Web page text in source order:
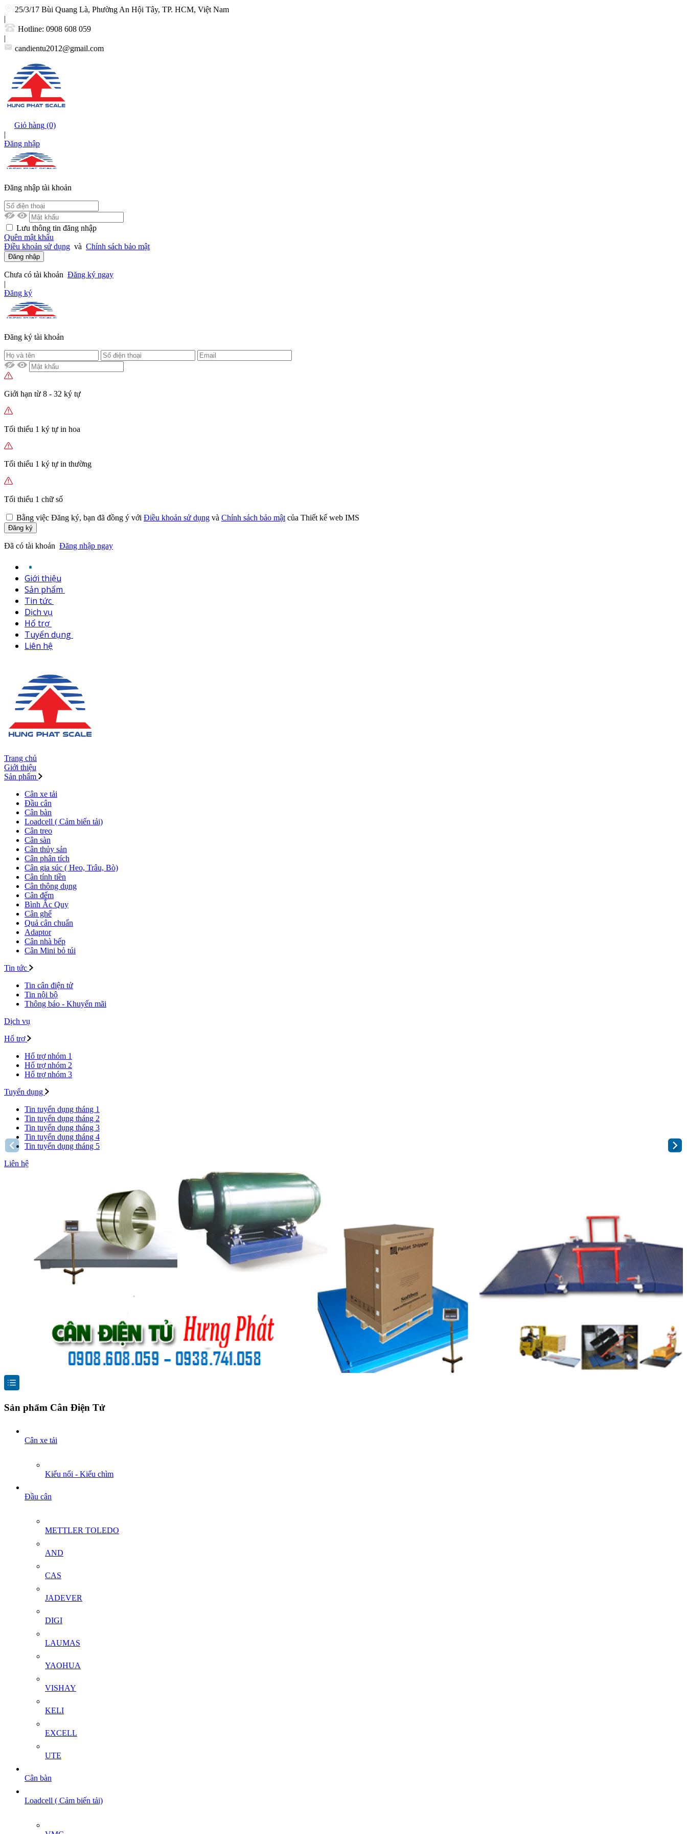
25/3/17 Bùi Quang Là, Phường An Hội Tây, TP. HCM, Việt Nam
|
Hotline: 0908 608 059
|
candientu2012@gmail.com
Giỏ hàng (0)
|
Đăng nhập
Đăng nhập tài khoản
Lưu thông tin đăng nhập
Quên mật khẩu
Điều khoản sử dụng và Chính sách bảo mật
Đăng nhập
Chưa có tài khoản Đăng ký ngay
|
Đăng ký
Đăng ký tài khoản
Giới hạn từ 8 - 32 ký tự
Tối thiểu 1 ký tự in hoa
Tối thiểu 1 ký tự in thường
Tối thiểu 1 chữ số
Bằng việc Đăng ký, bạn đã đồng ý với Điều khoản sử dụng và Chính sách bảo mật của Thiết kế web IMS
Đăng ký
Đã có tài khoản Đăng nhập ngay
Giới thiệu
Sản phẩm
Tin tức
Dịch vụ
Hổ trợ
Tuyển dụng
Liên hệ
Trang chủ
Giới thiệu
Sản phẩm
Cân xe tải
Đầu cân
Cân bàn
Loadcell ( Cảm biến tải)
Cân treo
Cân sàn
Cân thủy sản
Cân phân tích
Cân gia súc ( Heo, Trâu, Bò)
Cân tính tiền
Cân thông dụng
Cân đếm
Bình Ắc Quy
Cân ghế
Quả cân chuẩn
Adaptor
Cân nhà bếp
Cân Mini bỏ túi
Tin tức
Tin cân điện tử
Tin nội bộ
Thông báo - Khuyến mãi
Dịch vụ
Hổ trợ
Hổ trợ nhóm 1
Hổ trợ nhóm 2
Hổ trợ nhóm 3
Tuyển dụng
Tin tuyển dụng tháng 1
Tin tuyển dụng tháng 2
Tin tuyển dụng tháng 3
Tin tuyển dụng tháng 4
Tin tuyển dụng tháng 5
Liên hệ
Sản phẩm Cân Điện Tử
Cân xe tải
Kiểu nổi - Kiểu chìm
Đầu cân
METTLER TOLEDO
AND
CAS
JADEVER
DIGI
LAUMAS
YAOHUA
VISHAY
KELI
EXCELL
UTE
Cân bàn
Loadcell ( Cảm biến tải)